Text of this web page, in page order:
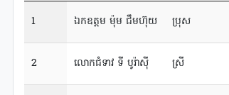
1 ឯកឧត្ដម ម៉ុម ជឹមហ៊ុយ ប្រុស
2 លោកជំទាវ ទី បូរ៉ាស៊ី ស្រី